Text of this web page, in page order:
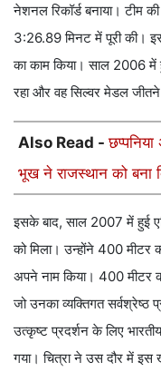
नेशनल रिकॉर्ड बनाया। टीम
3:26.89 मिनट में पूरी की।
का काम किया। साल 2006 में
रहा और वह सिल्वर मेडल जीतने
Also Read -
भूख ने राजस्थान को बना
इसके बाद, साल 2007 में हुई
को मिला। उन्होंने 400 मीटर
अपने नाम किया। 400 मीटर
जो उनका व्यक्तिगत सर्वश्रेष्ठ
उत्कृष्ट प्रदर्शन के लिए
गया। चित्रा ने उस दौर में इस